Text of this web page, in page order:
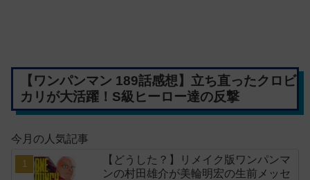
【ワンパンマン 189話感想】立ち直ったクロビ
カリが大活躍！S級ヒーロー達の反撃
今月の人気記事
【どうした？】リメイク版ワンパンマ
ンの村田雄介が美輪明宏の生前メッセ